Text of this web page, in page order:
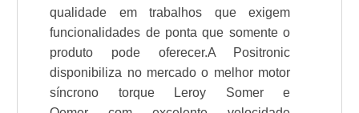
qualidade em trabalhos que exigem
funcionalidades de ponta que somente o
produto pode oferecer.A Positronic
disponibiliza no mercado o melhor motor
síncrono torque Leroy Somer e